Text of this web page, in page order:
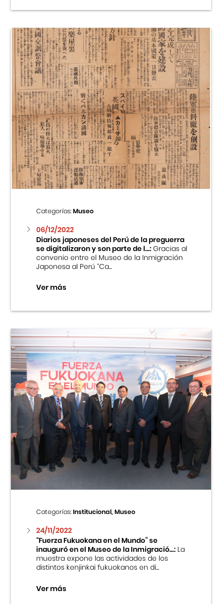
Categorías:Museo
06/12/2022
Diarios japoneses del Perú de la preguerra
se digitalizaron y son parte de l...:Gracias al
convenio entre el Museo de la Inmigración
Japonesa al Perú “Ca...
Ver más
Categorías:Institucional, Museo
24/11/2022
“Fuerza Fukuokana en el Mundo” se
inauguró en el Museo de la Inmigració...:La
muestra expone las actividades de los
distintos kenjinkai fukuokanos en di...
Ver más